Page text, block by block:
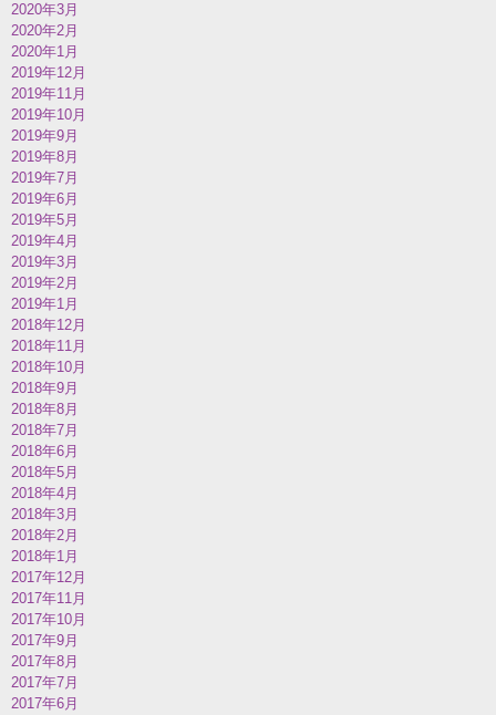
2020年3月
2020年2月
2020年1月
2019年12月
2019年11月
2019年10月
2019年9月
2019年8月
2019年7月
2019年6月
2019年5月
2019年4月
2019年3月
2019年2月
2019年1月
2018年12月
2018年11月
2018年10月
2018年9月
2018年8月
2018年7月
2018年6月
2018年5月
2018年4月
2018年3月
2018年2月
2018年1月
2017年12月
2017年11月
2017年10月
2017年9月
2017年8月
2017年7月
2017年6月